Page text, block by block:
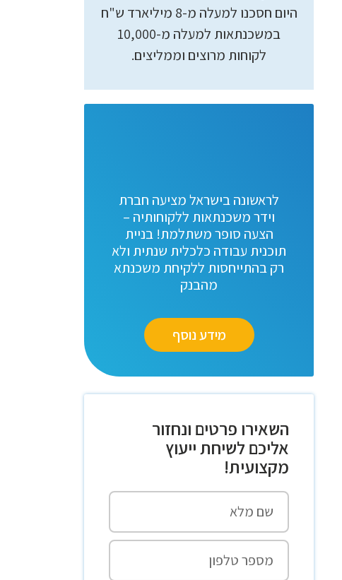
היום חסכנו למעלה מ-8 מיליארד ש"ח
במשכנתאות למעלה מ-10,000
לקוחות מרוצים וממליצים.
לראשונה בישראל מציעה חברת
וידר משכנתאות ללקוחותיה –
הצעה סופר משתלמת! בניית
תוכנית עבודה כלכלית שנתית ולא
רק בהתייחסות ללקיחת משכנתא
מהבנק
מידע נוסף
השאירו פרטים ונחזור
אליכם לשיחת ייעוץ
מקצועית!